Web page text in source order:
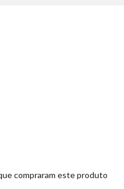
compraram este produto